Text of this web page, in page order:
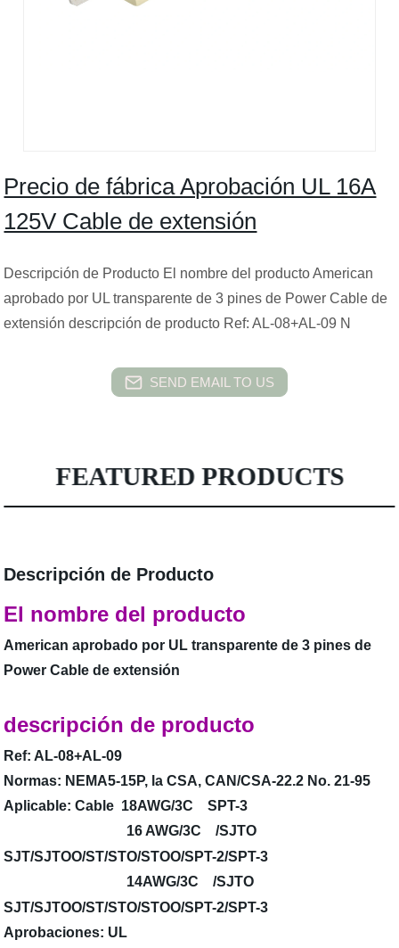
Precio de fábrica Aprobación UL 16A
125V Cable de extensión
Descripción de Producto El nombre del producto American
aprobado por UL transparente de 3 pines de Power Cable de
extensión descripción de producto Ref: AL-08+AL-09 N
SEND EMAIL TO US
FEATURED PRODUCTS
Descripción de Producto
El nombre del producto
American aprobado por UL transparente de 3 pines de
Power Cable de extensión
descripción de producto
Ref: AL-08+AL-09
Normas: NEMA5-15P, la CSA, CAN/CSA-22.2 No. 21-95
Aplicable: Cable 18AWG/3C SPT-3
16 AWG/3C /SJTO
SJT/SJTOO/ST/STO/STOO/SPT-2/SPT-3
14AWG/3C /SJTO
SJT/SJTOO/ST/STO/STOO/SPT-2/SPT-3
Aprobaciones: UL